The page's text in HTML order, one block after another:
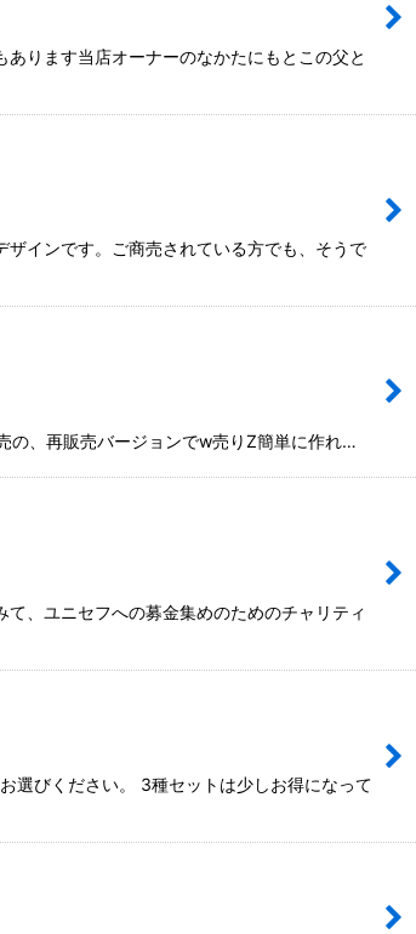
ます当店オーナーのなかたにもとこの父と
インです。ご商売されている方でも、そうで
、再販売バージョンでw売りZ簡単に作れ…
ユニセフへの募金集めのためのチャリティ
びください。 3種セットは少しお得になって